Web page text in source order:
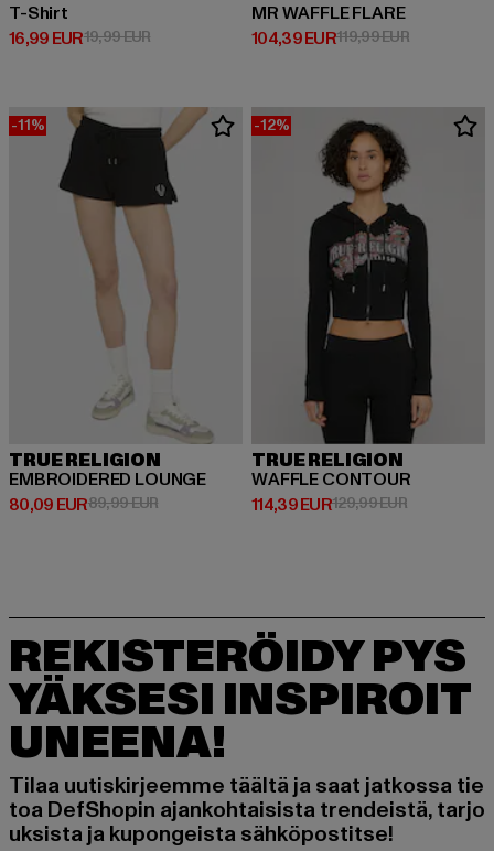
T-Shirt
16,99 EUR
Ajankohtainen hinta: 16,99 EUR
19,99 EURKampanjahinta: 19,99 EUR
MR WAFFLE FLARE
104,39 EUR
Ajankohtainen hinta: 104,39 EUR
119,99 EUR
-11%
TRUE RELIGION
EMBROIDERED LOUNGE
80,09 EUR
Ajankohtainen hinta: 80,09 EUR
89,99 EURKampanjahinta: 89,99 EUR
-12%
TRUE RELIGION
WAFFLE CONTOUR
114,39 EUR
Ajankohtainen hinta: 114,39 EUR
129,99 EUR
REKISTERÖIDY PYS
YÄKSESI INSPIROIT
UNEENA!
Tilaa uutiskirjeemme täältä ja saat jatkossa tie
toa DefShopin ajankohtaisista trendeistä, tarjo
uksista ja kupongeista sähköpostitse!